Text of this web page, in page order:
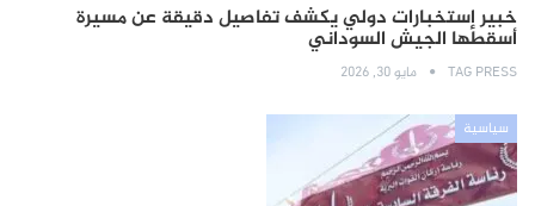
خبير إستخبارات دولي يكشف تفاصيل دقيقة عن مسيرة
أسقطها الجيش السوداني
TAG PRESS مايو 30, 2026
سياسية